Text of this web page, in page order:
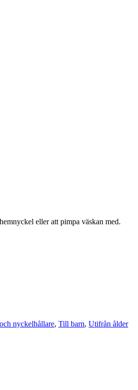
eller att pimpa väskan med.
nyckelhållare, Till barn, Utifrån ålder